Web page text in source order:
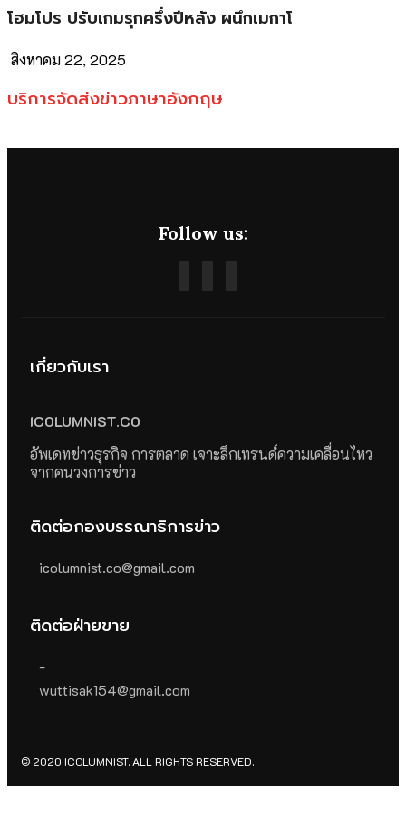
โฮมโปร ปรับเกมรุกครึ่งปีหลัง ผนึกเมกาโ
สิงหาคม 22, 2025
บริการจัดส่งข่าวภาษาอังกฤษ
Follow us:
เกี่ยวกับเรา
ICOLUMNIST.CO
อัพเดทข่าวธุรกิจ การตลาด เจาะลึกเทรนด์ความเคลื่อนไหว
จากคนวงการข่าว
ติดต่อกองบรรณาธิการข่าว
icolumnist.co@gmail.com
ติดต่อฝ่ายขาย
-
wuttisak154@gmail.com
© 2020 ICOLUMNIST. ALL RIGHTS RESERVED.